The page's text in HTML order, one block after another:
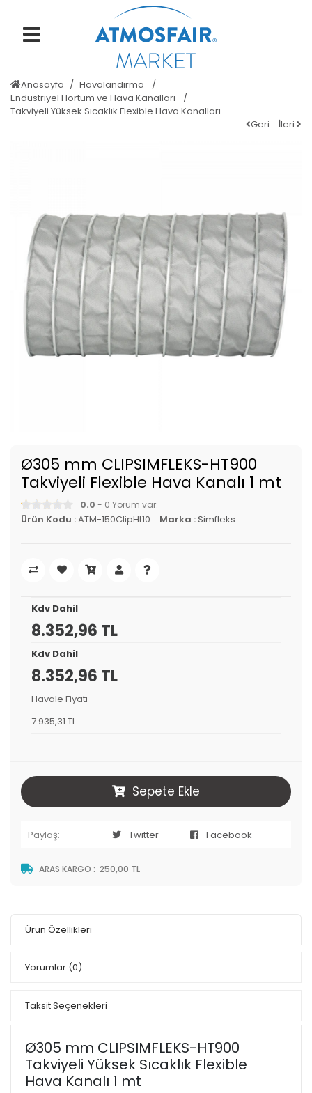
Anasayfa
Havalandırma
Endüstriyel Hortum ve Hava Kanalları
Takviyeli Yüksek Sıcaklık Flexible Hava Kanalları
Geri
İleri
Ø305 mm CLIPSIMFLEKS-HT900
Takviyeli Flexible Hava Kanalı 1 mt
0.0 - 0 Yorum var.
Ürün Kodu :ATM-150ClipHt10 Marka :Simfleks
Kdv Dahil
8.352,96 TL
Kdv Dahil
8.352,96 TL
Havale Fiyatı
7.935,31 TL
Sepete Ekle
Paylaş: Twitter Facebook
ARAS KARGO : 250,00 TL
Ürün Özellikleri
Yorumlar (0)
Taksit Seçenekleri
Ø305 mm CLIPSIMFLEKS-HT900
Takviyeli Yüksek Sıcaklık Flexible
Hava Kanalı 1 mt